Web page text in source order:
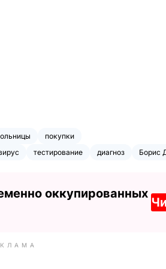
покупки
тестирование диагноз Борис
оккупированных